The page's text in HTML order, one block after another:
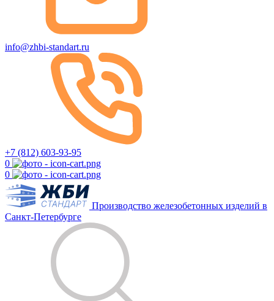
info@zhbi-standart.ru
+7 (812) 603-93-95
0
0
Производство железобетонных изделий в
Санкт-Петербурге